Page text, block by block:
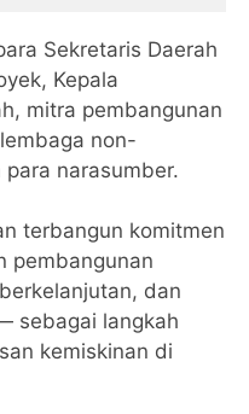
Sekretaris Daerah
Kepala
mitra pembangunan
non-
narasumber.
terbangun komitmen
pembangunan
dan
sebagai langkah
kemiskinan di